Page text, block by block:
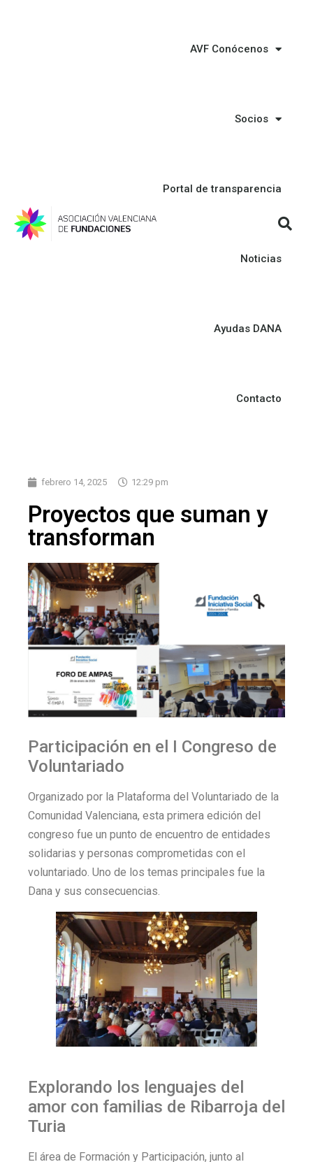
AVF Conócenos
Socios
Portal de transparencia
Noticias
Ayudas DANA
Contacto
febrero 14, 2025 12:29 pm
Proyectos que suman y
transforman
Participación en el I Congreso de
Voluntariado
Organizado por la Plataforma del Voluntariado de la
Comunidad Valenciana, esta primera edición del
congreso fue un punto de encuentro de entidades
solidarias y personas comprometidas con el
voluntariado. Uno de los temas principales fue la
Dana y sus consecuencias.
Explorando los lenguajes del
amor con familias de Ribarroja del
Turia
El área de Formación y Participación, junto al